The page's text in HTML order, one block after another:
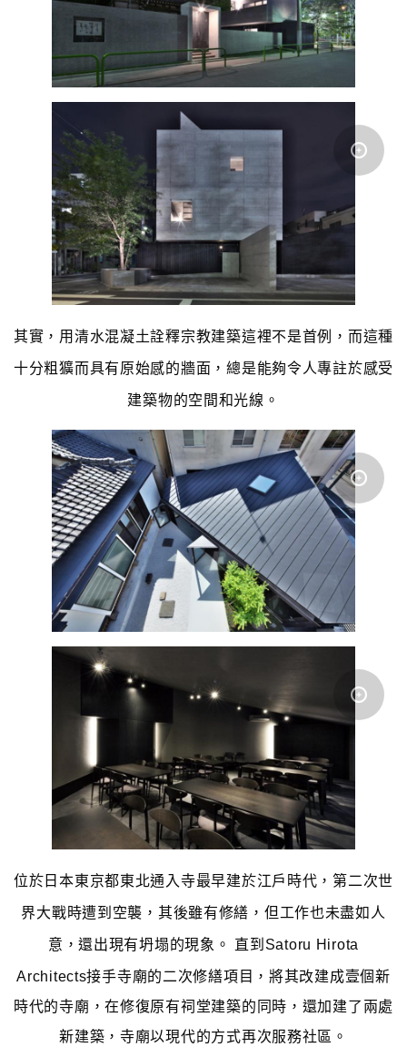
其實，用清水混凝土詮釋宗教建築這裡不是首例，而這種
十分粗獷而具有原始感的牆面，總是能夠令人專註於感受
建築物的空間和光線。
位於日本東京都東北通入寺最早建於江戶時代，第二次世
界大戰時遭到空襲，其後雖有修繕，但工作也未盡如人
意，還出現有坍塌的現象。 直到Satoru Hirota
Architects接手寺廟的二次修繕項目，將其改建成壹個新
時代的寺廟，在修復原有祠堂建築的同時，還加建了兩處
新建築，寺廟以現代的方式再次服務社區。